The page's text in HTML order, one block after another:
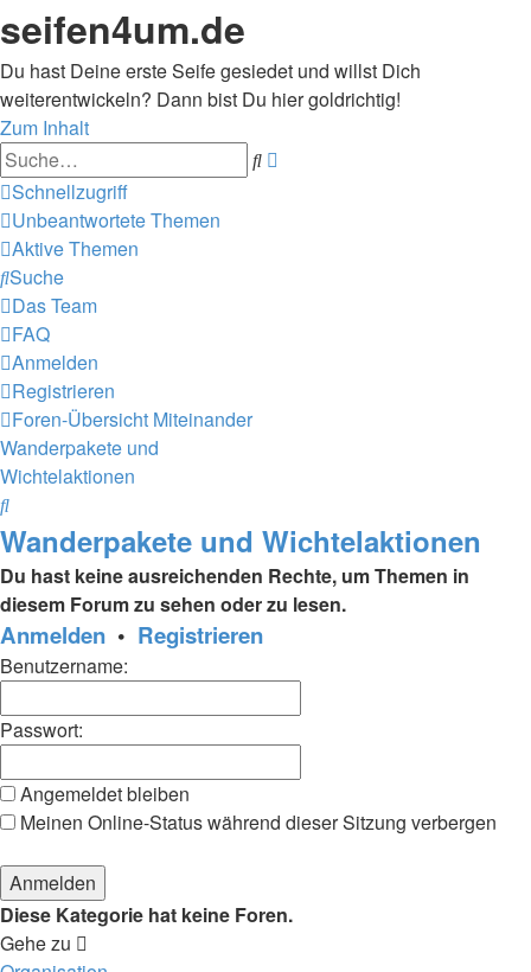
seifen4um.de
Du hast Deine erste Seife gesiedet und willst Dich
weiterentwickeln? Dann bist Du hier goldrichtig!
Zum Inhalt
Suche
Schnellzugriff
Unbeantwortete Themen
Aktive Themen
Suche
Das Team
FAQ
Anmelden
Registrieren
Foren-Übersicht Miteinander
Wanderpakete und
Wichtelaktionen
Suche
Wanderpakete und Wichtelaktionen
Du hast keine ausreichenden Rechte, um Themen in
diesem Forum zu sehen oder zu lesen.
Anmelden • Registrieren
Benutzername:
Passwort:
Angemeldet bleiben
Meinen Online-Status während dieser Sitzung verbergen
Diese Kategorie hat keine Foren.
Gehe zu